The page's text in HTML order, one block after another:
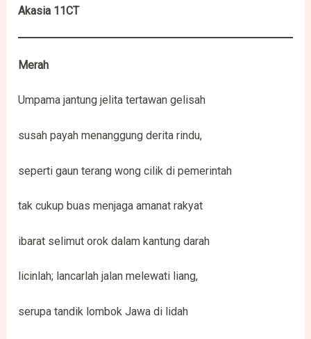
Akasia 11CT
Merah
Umpama jantung jelita tertawan gelisah
susah payah menanggung derita rindu,
seperti gaun terang wong cilik di pemerintah
tak cukup buas menjaga amanat rakyat
ibarat selimut orok dalam kantung darah
licinlah; lancarlah jalan melewati liang,
serupa tandik lombok Jawa di lidah